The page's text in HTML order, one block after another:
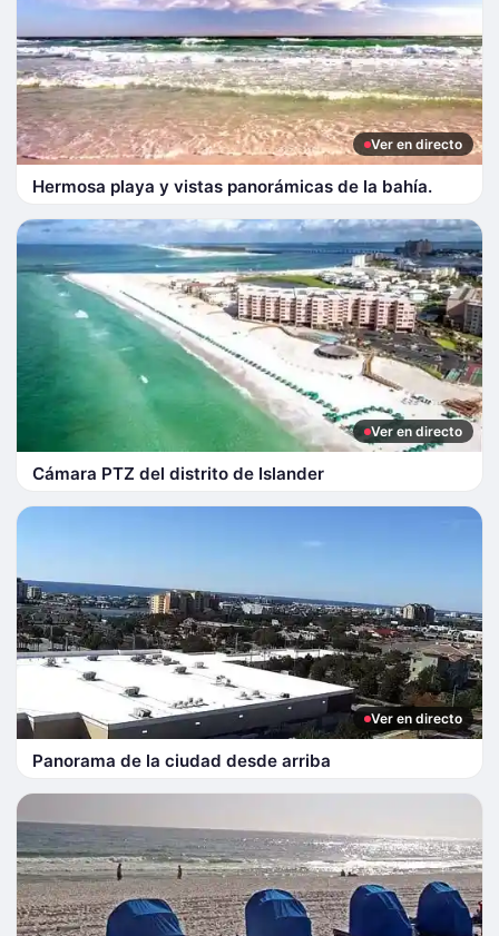
Ver en directo
Hermosa playa y vistas panorámicas de la bahía.
Ver en directo
Cámara PTZ del distrito de Islander
Ver en directo
Panorama de la ciudad desde arriba